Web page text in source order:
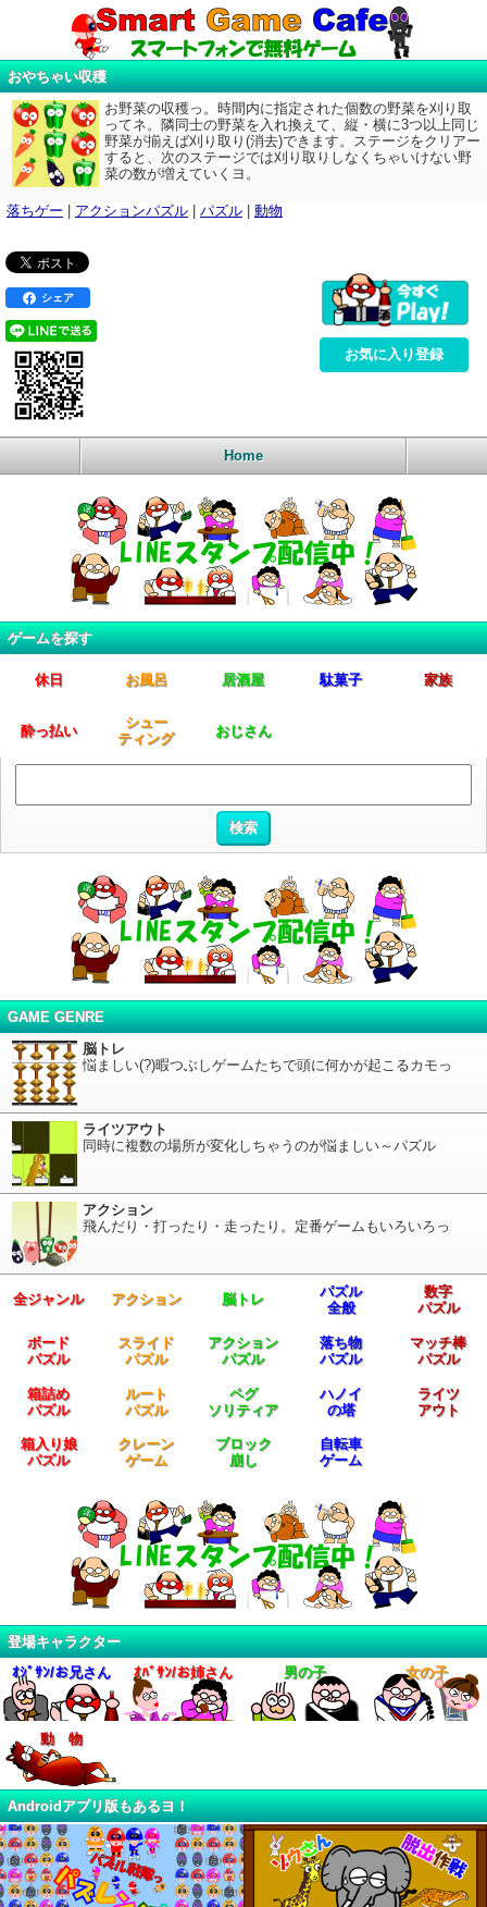
おやちゃい収穫
お野菜の収穫っ。時間内に指定された個数の野菜を刈り取
ってネ。隣同士の野菜を入れ換えて、縦・横に3つ以上同じ
野菜が揃えば刈り取り(消去)できます。ステージをクリアー
すると、次のステージでは刈り取りしなくちゃいけない野
菜の数が増えていくヨ。
落ちゲー アクションパズル パズル 動物
シェア
お気に入り登録
Home
ゲームを探す
休日 お風呂 居酒屋 駄菓子 家族
酔っ払い
シュー
ティング
おじさん
GAME GENRE
脳トレ
悩ましい(?)暇つぶしゲームたちで頭に何かが起こるカモっ
ライツアウト
同時に複数の場所が変化しちゃうのが悩ましい～パズル
アクション
飛んだり・打ったり・走ったり。定番ゲームもいろいろっ
全ジャンル アクション 脳トレ
パズル
全般
数字
パズル
ボード
パズル
スライド
パズル
アクション
パズル
落ち物
パズル
マッチ棒
パズル
箱詰め
パズル
ルート
パズル
ペグ
ソリティア
ハノイ
の塔
ライツ
アウト
箱入り娘
パズル
クレーン
ゲーム
ブロック
崩し
自転車
ゲーム
登場キャラクター
ｵｼﾞｻﾝ/お兄さん
ｵﾊﾞｻﾝ/お姉さん 男の子 女の子
動 物
Androidアプリ版もあるヨ！